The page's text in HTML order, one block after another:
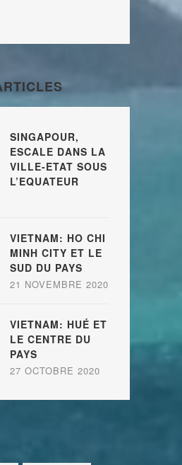
SINGAPOUR,
ESCALE DANS LA
VILLE-ETAT SOUS
L’EQUATEUR
VIETNAM: HO CHI
MINH CITY ET LE
SUD DU PAYS
21 NOVEMBRE 2020
VIETNAM: HUÉ ET
LE CENTRE DU
PAYS
27 OCTOBRE 2020